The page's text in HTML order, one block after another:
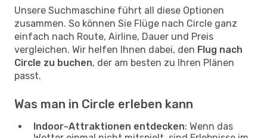
Unsere Suchmaschine führt all diese Optionen
zusammen. So können Sie Flüge nach Circle ganz
einfach nach Route, Airline, Dauer und Preis
vergleichen. Wir helfen Ihnen dabei, den Flug nach
Circle zu buchen, der am besten zu Ihren Plänen
passt.
Was man in Circle erleben kann
Indoor-Attraktionen entdecken: Wenn das